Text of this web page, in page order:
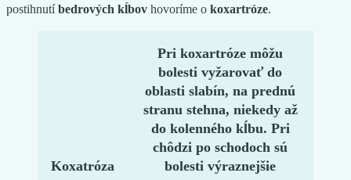
postihnutíbedrových kĺbov hovoríme o koxartróze.
Koxatróza
Pri koxartróze môžu
bolesti vyžarovať do
oblasti slabín, na prednú
stranu stehna, niekedy až
do kolenného kĺbu. Pri
chôdzi po schodoch sú
bolesti výraznejšie